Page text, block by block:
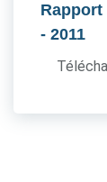
Rapport
- 2011